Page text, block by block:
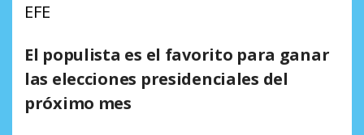
EFE
El populista es el favorito para ganar
las elecciones presidenciales del
próximo mes